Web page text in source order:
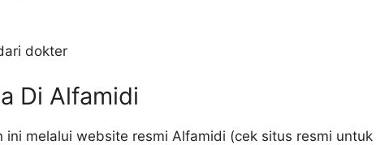
dokter
Di Alfamidi
ini melalui website resmi Alfamidi (cek situs resmi untuk